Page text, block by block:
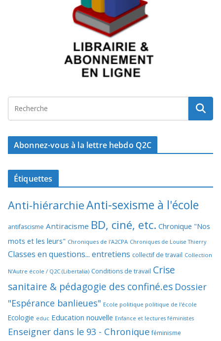
Abonnez-vous à la lettre hebdo Q2C
Étiquettes
Anti-hiérarchieAnti-sexisme à l'école
antifascisme Antiracisme BD, ciné, etc. Chronique "Nos
mots et les leurs" Chroniques de l'A2CPA Chroniques de Louise Thierry
Classes en questions... entretiens collectif de travail Collection
N'Autre école / Q2C (Libertalia) Conditions de travail Crise
sanitaire & pédagogie des confiné.es Dossier
"Espérance banlieues" Ecole politique politique de l'école
Ecologie educ Education nouvelle Enfance et lectures féministes
Enseigner dans le 93 - Chronique féminisme